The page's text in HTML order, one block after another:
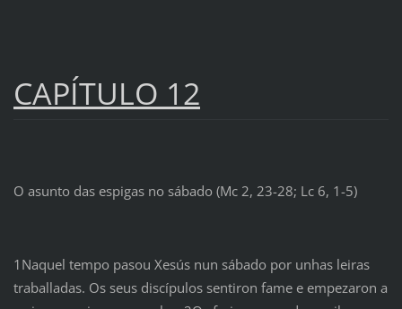
CAPÍTULO 12
O asunto das espigas no sábado (Mc 2, 23-28; Lc 6, 1-5)
1Naquel tempo pasou Xesús nun sábado por unhas leiras
traballadas. Os seus discípulos sentiron fame e empezaron a